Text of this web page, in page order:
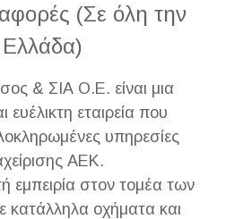
(Σε όλη την
Ελλάδα)
& ΣΙΑ Ο.Ε. είναι μια
ευέλικτη εταιρεία που
υπηρεσίες
ΑΕΚ.
εμπειρία στον τομέα των
κατάλληλα οχήματα και